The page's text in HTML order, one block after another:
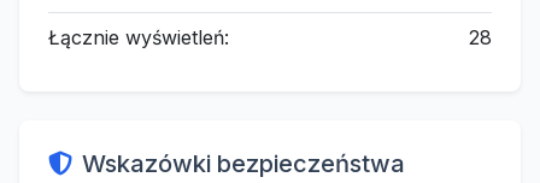
Łącznie wyświetleń: 28
Wskazówki bezpieczeństwa